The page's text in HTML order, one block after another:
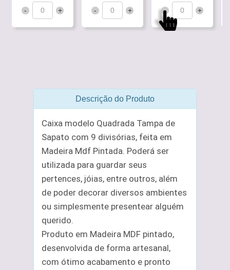
- + - + - +
Descrição do Produto
Caixa modelo Quadrada Tampa de
Sapato com 9 divisórias, feita em
Madeira Mdf Pintada. Poderá ser
utilizada para guardar seus
pertences, jóias, entre outros, além
de poder decorar diversos ambientes
ou simplesmente presentear alguém
querido.
Produto em Madeira MDF pintado,
desenvolvida de forma artesanal,
com ótimo acabamento e pronto